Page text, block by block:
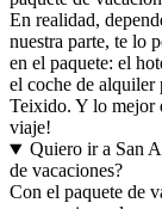
En realidad,
nuestra parte, te lo
en el paquete: el
el coche de alquiler
Teixido. Y lo mejor
viaje!
Quiero ir a San
de vacaciones?
Con el paquete de